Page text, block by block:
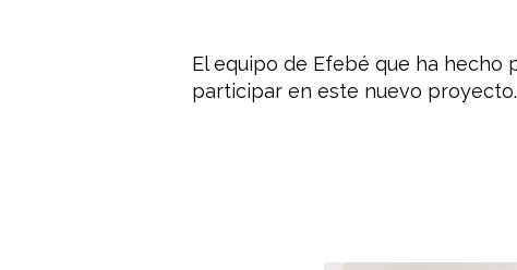
El equipo de Efebé que ha hecho
participar en este nuevo proyecto.